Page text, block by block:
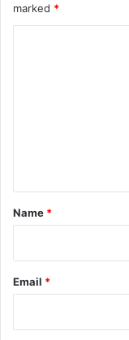
marked *
*
Name *
Email *